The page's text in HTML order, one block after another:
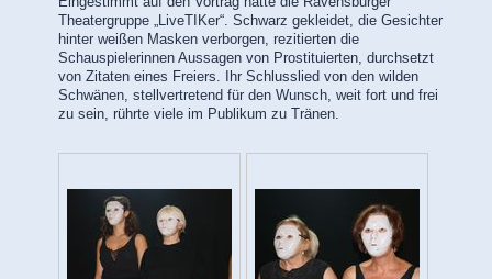
Theatergruppe „LiveTIKer“. Schwarz gekleidet, die Gesichter
hinter weißen Masken verborgen, rezitierten die
Schauspielerinnen Aussagen von Prostituierten, durchsetzt
von Zitaten eines Freiers. Ihr Schlusslied von den wilden
Schwänen, stellvertretend für den Wunsch, weit fort und frei
zu sein, rührte viele im Publikum zu Tränen.